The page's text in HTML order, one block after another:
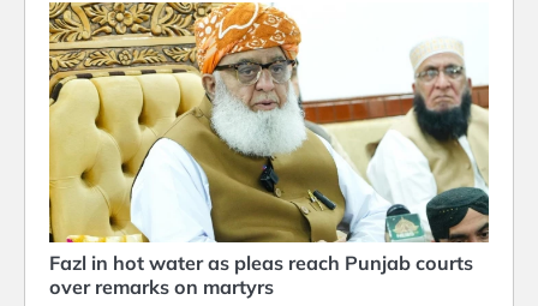
Fazl in hot water as pleas reach Punjab courts
over remarks on martyrs